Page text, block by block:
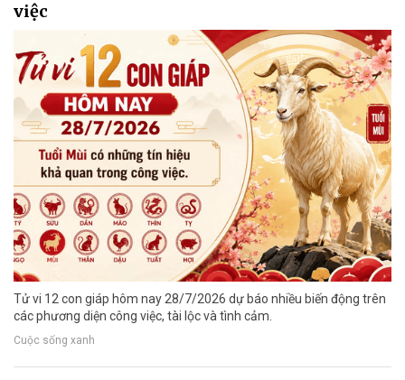
việc
Tử vi 12 con giáp hôm nay 28/7/2026 dự báo nhiều biến động trên
các phương diện công việc, tài lộc và tình cảm.
Cuộc sống xanh